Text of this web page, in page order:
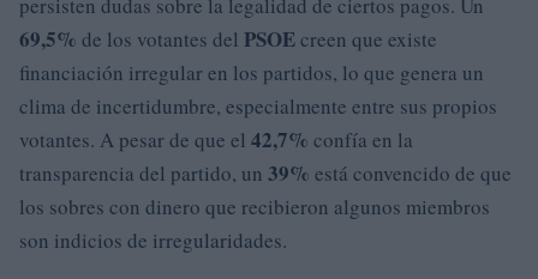
69,5% de los votantes del PSOEcreen que existe
financiación irregular en los partidos, lo que genera un
clima de incertidumbre, especialmente entre sus propios
votantes. A pesar de que el 42,7% confía en la
transparencia del partido, un 39% está convencido de que
los sobres con dinero que recibieron algunos miembros
son indicios de irregularidades.